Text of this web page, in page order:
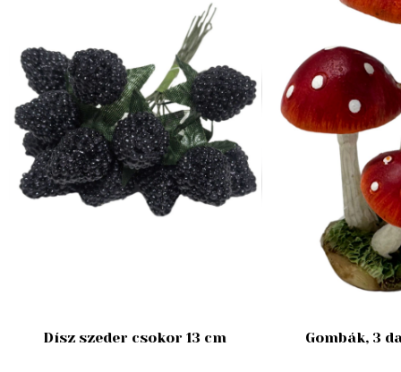
Dísz szeder csokor 13 cm Gombák, 3